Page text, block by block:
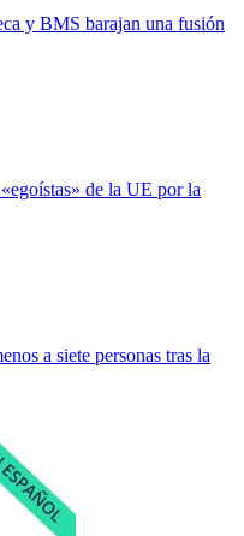
y BMS barajan una fusión
de la UE por la
a siete personas tras la